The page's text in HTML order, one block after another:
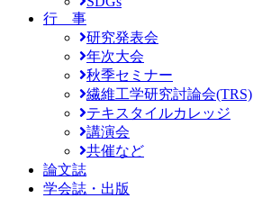
行 事
研究発表会
年次大会
秋季セミナー
繊維工学研究討論会(TRS)
テキスタイルカレッジ
講演会
共催など
論文誌
学会誌・出版